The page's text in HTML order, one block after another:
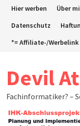
ZumHier werben Über
Datenschutz
*= Affiliate-/Werbelink
Devil
Fachinformatiker? –